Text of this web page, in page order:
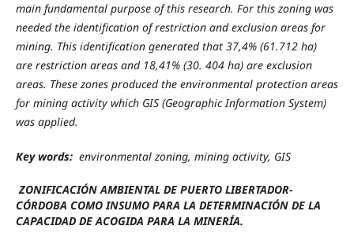
main fundamental purpose of this research. For this zoning was
needed the identification of restriction and exclusion areas for
mining. This identification generated that 37,4% (61.712 ha)
are restriction areas and 18,41% (30. 404 ha) are exclusion
areas. These zones produced the environmental protection areas
for mining activity which GIS (Geographic Information System)
was applied.
Key words:environmental zoning, mining activity, GIS
ZONIFICACIÓN AMBIENTAL DE PUERTO LIBERTADOR-
CÓRDOBA COMO INSUMO PARA LA DETERMINACIÓN DE LA
CAPACIDAD DE ACOGIDA PARA LA MINERÍA.